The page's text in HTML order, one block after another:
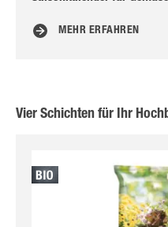
MEHR ERFAHREN
Vier Schichten für Ihr